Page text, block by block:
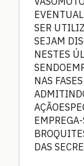
SER
SEJAM
NESTES
NAS
DAS